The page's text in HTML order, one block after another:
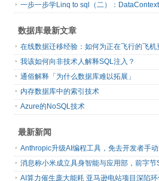
一步一步学Linq to sql（二）：
数据库最新文章
在线数据迁移经验：如何为正在飞行的飞机
我该如何向非技术人解释SQL注入？
通俗解释「为什么数据库难以拓展」
内存数据库中的索引技术
Azure的NoSQL技术
最新新闻
AI算力催生庞大能耗 亚马逊电站项目深陷环